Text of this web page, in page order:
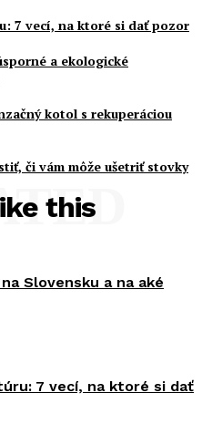
7 vecí, na ktoré si dať pozor
a ekologické
kotol s rekuperáciou
či vám môže ušetriť stovky
this
Slovensku a na aké
7 vecí, na ktoré si dať